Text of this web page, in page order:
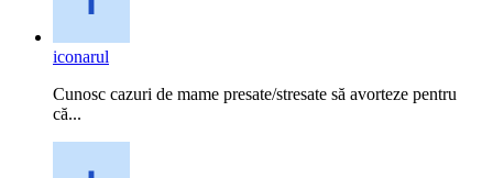
iconarul
Cunosc cazuri de mame presate/stresate să avorteze pentru
că...